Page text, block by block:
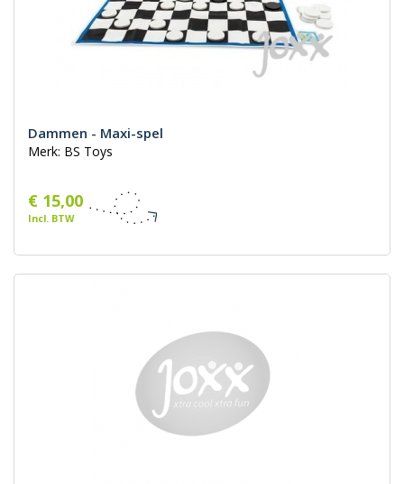
Dammen - Maxi-spel
Merk: BS Toys
€ 15,00
Incl. BTW